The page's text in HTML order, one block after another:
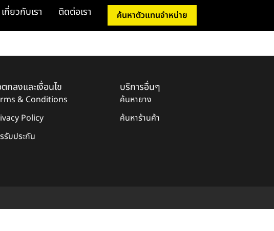
เกี่ยวกับเรา ติดต่อเรา ค้นหาตัวแทนจำหน่าย
กลงและเงื่อนไข
& Conditions
Policy
รับประกัน
บริการอื่นๆ
ค้นหายาง
ค้นหาร้านค้า